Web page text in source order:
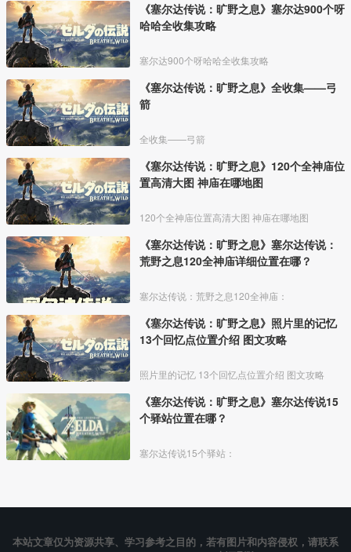
《塞尔达传说：旷野之息》塞尔达900个呀
哈哈全收集攻略
塞尔达900个呀哈哈全收集攻略
《塞尔达传说：旷野之息》全收集——弓
箭
全收集——弓箭
《塞尔达传说：旷野之息》120个全神庙位
置高清大图 神庙在哪地图
120个全神庙位置高清大图 神庙在哪地图
《塞尔达传说：旷野之息》塞尔达传说：
荒野之息120全神庙详细位置在哪？
塞尔达传说：荒野之息120全神庙：
《塞尔达传说：旷野之息》照片里的记忆
13个回忆点位置介绍 图文攻略
照片里的记忆 13个回忆点位置介绍 图文攻略
《塞尔达传说：旷野之息》塞尔达传说15
个驿站位置在哪？
塞尔达传说15个驿站：
本站文章仅为资源共享、学习参考之目的，若有图片和内容侵权，请联系